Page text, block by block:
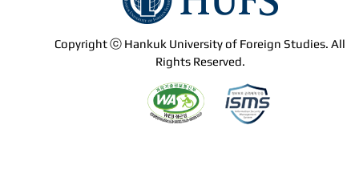
Copyright ⓒ Hankuk University of Foreign Studies. All
Rights Reserved.